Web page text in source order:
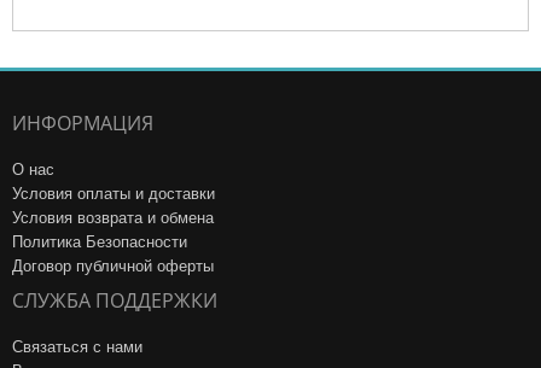
ИНФОРМАЦИЯ
О нас
Условия оплаты и доставки
Условия возврата и обмена
Политика Безопасности
Договор публичной оферты
СЛУЖБА ПОДДЕРЖКИ
Связаться с нами